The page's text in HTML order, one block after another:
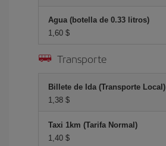
Agua (botella de 0.33 litros)
1,60 $
Transporte
Billete de Ida (Transporte Local)
1,38 $
Taxi 1km (Tarifa Normal)
1,40 $